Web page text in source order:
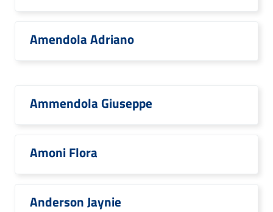
Amendola Adriano
Ammendola Giuseppe
Amoni Flora
Anderson Jaynie